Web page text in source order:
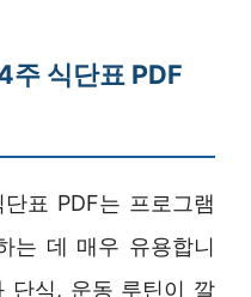
주 식단표 PDF
표 PDF는 프로그램
는 데 매우 유용합니
단식, 운동 루틴이 깔